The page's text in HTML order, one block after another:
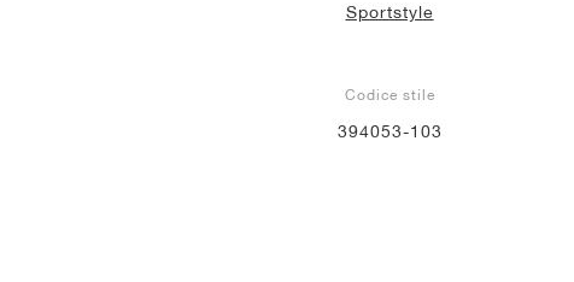
Sportstyle
Codice stile
394053-103